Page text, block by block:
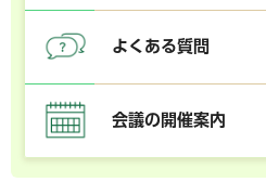
よくある質問
会議の開催案内